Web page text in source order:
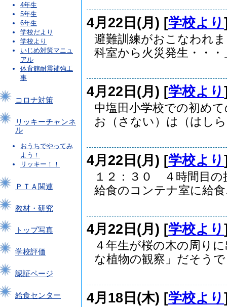
4年生
5年生
6年生
学校だより
学校より
いじめ対策マニュ
アル
体育館耐震補強工
事
コロナ対策
リッキーチャンネ
ル
おうちでやってみ
よう！
リッキー！！
ＰＴＡ関連
教材・研究
トップ写真
学校評価
認証ページ
給食センター
4月22日(月) [学校より
避難訓練がおこなわれ
科室から火災発生・・・
4月22日(月) [学校より
中塩田小学校での初め
お（さない）は（はし
4月22日(月) [学校より
１２：３０ ４時間目の
給食のコンテナ室に給食
4月22日(月) [学校より
４年生が桜の木の周り
な植物の観察」だそう
4月18日(木) [学校より